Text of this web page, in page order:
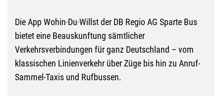
Die App Wohin·Du·Willst der DB Regio AG Sparte Bus
bietet eine Beauskunftung sämtlicher
Verkehrsverbindungen für ganz Deutschland – vom
klassischen Linienverkehr über Züge bis hin zu Anruf-
Sammel-Taxis und Rufbussen.